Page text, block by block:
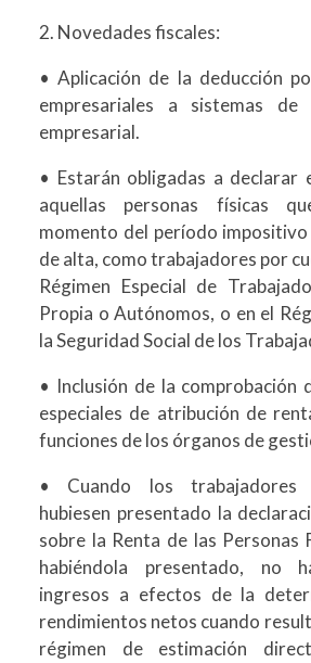
2. Novedades fiscales:
• Aplicación de la deducción
empresariales a sistemas de
empresarial.
• Estarán obligadas a declarar
aquellas personas físicas
momento del período
de alta, como trabajadores por
Régimen Especial de
Propia o Autónomos, o en el
la Seguridad Social de los
• Inclusión de la comprobación
especiales de atribución de
funciones de los órganos de
• Cuando los trabajadores
hubiesen presentado la
sobre la Renta de las Personas
habiéndola presentado, no
ingresos a efectos de la
rendimientos netos cuando
régimen de estimación